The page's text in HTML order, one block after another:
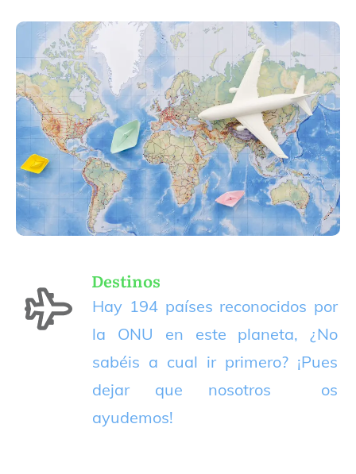
Destinos
Hay 194 países reconocidos por
la ONU en este planeta, ¿No
sabéis a cual ir primero? ¡Pues
dejar que nosotros os
ayudemos!